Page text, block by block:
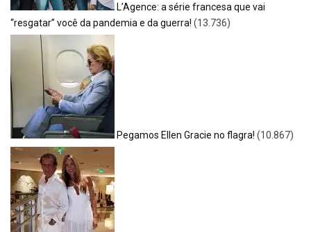
L’Agence: a série francesa que vai
“resgatar” você da pandemia e da guerra! (13.736)
Pegamos Ellen Gracie no flagra! (10.867)